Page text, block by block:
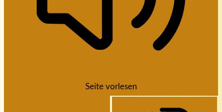
Seite vorlesen